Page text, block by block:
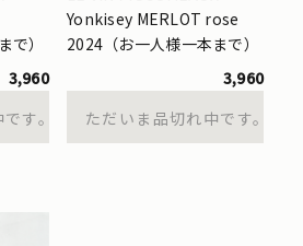
で）
3,960
す。
Yonkisey MERLOT rose
2024（お一人様一本まで）
3,960
ただいま品切れ中です。